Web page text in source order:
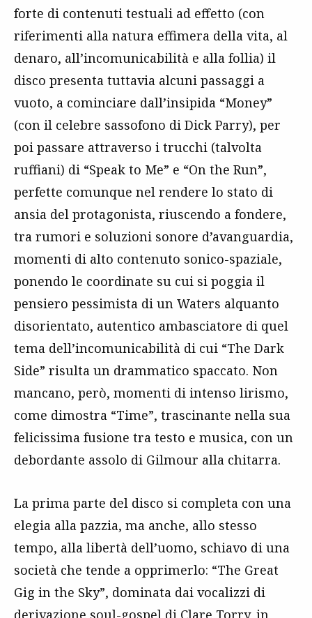
forte di contenuti testuali ad effetto (con
riferimenti alla natura effimera della vita, al
denaro, all’incomunicabilità e alla follia) il
disco presenta tuttavia alcuni passaggi a
vuoto, a cominciare dall’insipida “Money”
(con il celebre sassofono di Dick Parry), per
poi passare attraverso i trucchi (talvolta
ruffiani) di “Speak to Me” e “On the Run”,
perfette comunque nel rendere lo stato di
ansia del protagonista, riuscendo a fondere,
tra rumori e soluzioni sonore d’avanguardia,
momenti di alto contenuto sonico-spaziale,
ponendo le coordinate su cui si poggia il
pensiero pessimista di un Waters alquanto
disorientato, autentico ambasciatore di quel
tema dell’incomunicabilità di cui “The Dark
Side” risulta un drammatico spaccato. Non
mancano, però, momenti di intenso lirismo,
come dimostra “Time”, trascinante nella sua
felicissima fusione tra testo e musica, con un
debordante assolo di Gilmour alla chitarra.
La prima parte del disco si completa con una
elegia alla pazzia, ma anche, allo stesso
tempo, alla libertà dell’uomo, schiavo di una
società che tende a opprimerlo: “The Great
Gig in the Sky”, dominata dai vocalizzi di
derivazione soul-gospel di Clare Torry, in